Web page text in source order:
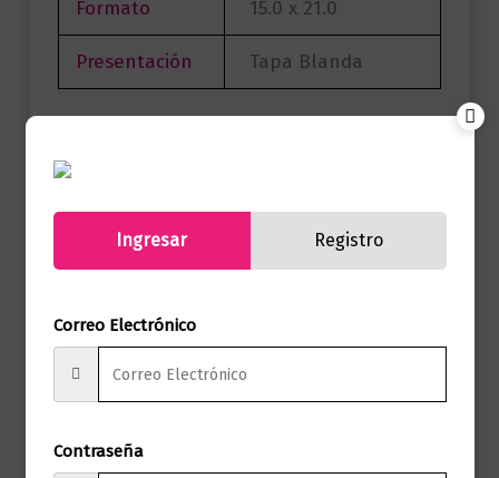
Formato 15.0 x 21.0
Presentación Tapa Blanda
No hay valoraciones aún.
Solo los usuarios registrados que hayan
comprado este producto pueden hacer
Ingresar Registro
Correo Electrónico
Contraseña